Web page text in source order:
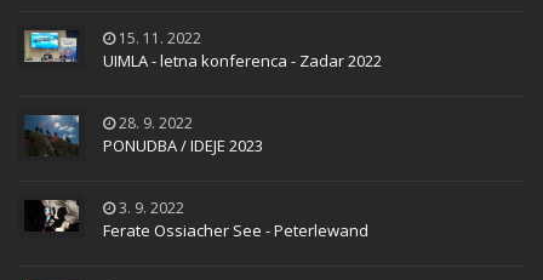
15. 11. 2022
UIMLA - letna konferenca - Zadar 2022
28. 9. 2022
PONUDBA / IDEJE 2023
3. 9. 2022
Ferate Ossiacher See - Peterlewand